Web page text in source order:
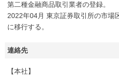
第二種金融商品取引業者の登録。
2022年04月 東京証券取引所の市場
に移行する。
連絡先
【本社】